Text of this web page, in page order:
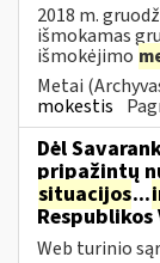
2018 m.
išmokamas
išmokėjimo
Metai
mokestis
Dėl
pripažintų
situacijos...
Web turinio